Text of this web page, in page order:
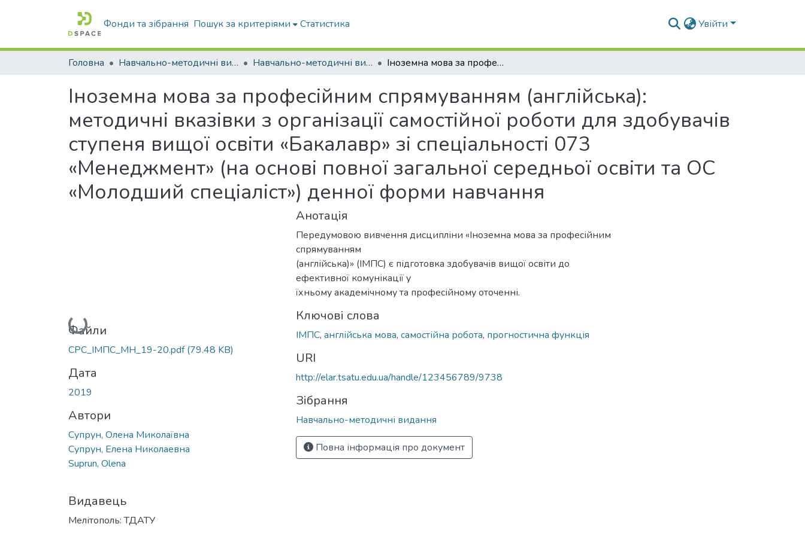
Фонди та зібрання Пошук за критеріями Статистика Увійти
Головна Навчально-методичні видання Навчально-методичні видання Іноземна мова за професійним спрямуванням (англійська): методичні вказівки з організації самостійної роботи для здобувачів ступеня вищої освіти «Бакалавр» зі спеціальності 073 «Менеджмент» (на основі повної загальної середньої освіти та ОС «Молодший спеціаліст») денної форми навчання
Іноземна мова за професійним спрямуванням (англійська):
методичні вказівки з організації самостійної роботи для здобувачів
ступеня вищої освіти «Бакалавр» зі спеціальності 073
«Менеджмент» (на основі повної загальної середньої освіти та ОС
«Молодший спеціаліст») денної форми навчання
Вантажиться...
Файли
СРС_ІМПС_МН_19-20.pdf(79.48 KB)
Дата
2019
Автори
Супрун, Олена Миколаївна
Супрун, Елена Николаевна
Suprun, Olena
Видавець
Мелітополь: ТДАТУ
Анотація
Передумовою вивчення дисципліни «Іноземна мова за професійним
спрямуванням
(англійська)» (ІМПС) є підготовка здобувачів вищої освіти до
ефективної комунікації у
їхньому академічному та професійному оточенні.
Ключові слова
ІМПС, англійська мова, самостійна робота, прогностична функція
URI
http://elar.tsatu.edu.ua/handle/123456789/9738
Зібрання
Навчально-методичні видання
Повна інформація про документ